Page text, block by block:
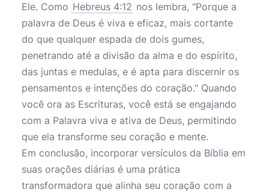
Ele. Como Hebreus 4:12 nos lembra, "Porque a
palavra de Deus é viva e eficaz, mais cortante
do que qualquer espada de dois gumes,
penetrando até a divisão da alma e do espírito,
das juntas e medulas, e é apta para discernir os
pensamentos e intenções do coração." Quando
você ora as Escrituras, você está se engajando
com a Palavra viva e ativa de Deus, permitindo
que ela transforme seu coração e mente.
Em conclusão, incorporar versículos da Bíblia em
suas orações diárias é uma prática
transformadora que alinha seu coração com a